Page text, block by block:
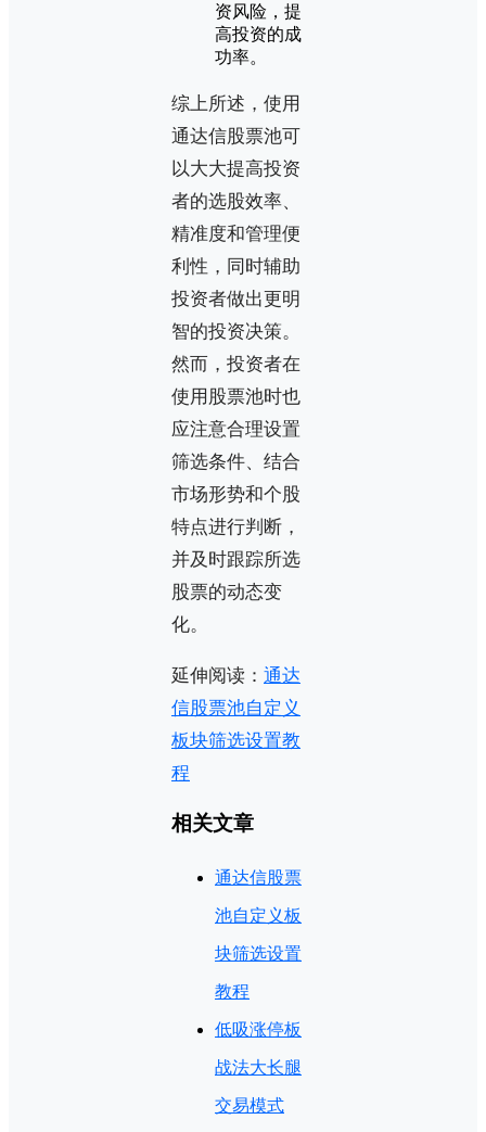
资风险，提
高投资的成
功率。
综上所述，使用
通达信股票池可
以大大提高投资
者的选股效率、
精准度和管理便
利性，同时辅助
投资者做出更明
智的投资决策。
然而，投资者在
使用股票池时也
应注意合理设置
筛选条件、结合
市场形势和个股
特点进行判断，
并及时跟踪所选
股票的动态变
化。
延伸阅读： 通达
信股票池自定义
板块筛选设置教
程
相关文章
通达信股票
池自定义板
块筛选设置
教程
低吸涨停板
战法大长腿
交易模式